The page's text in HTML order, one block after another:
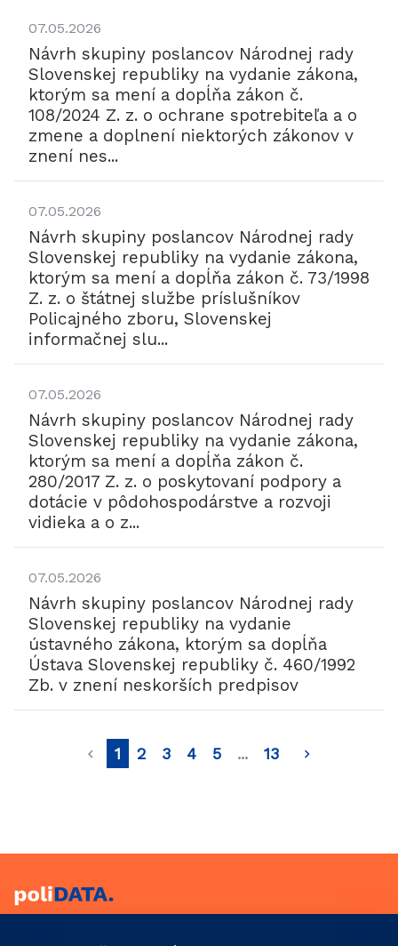
07.05.2026
Návrh skupiny poslancov Národnej rady
Slovenskej republiky na vydanie zákona,
ktorým sa mení a dopĺňa zákon č.
108/2024 Z. z. o ochrane spotrebiteľa a o
zmene a doplnení niektorých zákonov v
znení nes...
07.05.2026
Návrh skupiny poslancov Národnej rady
Slovenskej republiky na vydanie zákona,
ktorým sa mení a dopĺňa zákon č. 73/1998
Z. z. o štátnej službe príslušníkov
Policajného zboru, Slovenskej
informačnej slu...
07.05.2026
Návrh skupiny poslancov Národnej rady
Slovenskej republiky na vydanie zákona,
ktorým sa mení a dopĺňa zákon č.
280/2017 Z. z. o poskytovaní podpory a
dotácie v pôdohospodárstve a rozvoji
vidieka a o z...
07.05.2026
Návrh skupiny poslancov Národnej rady
Slovenskej republiky na vydanie
ústavného zákona, ktorým sa dopĺňa
Ústava Slovenskej republiky č. 460/1992
Zb. v znení neskorších predpisov
1 2 3 4 5 ... 13